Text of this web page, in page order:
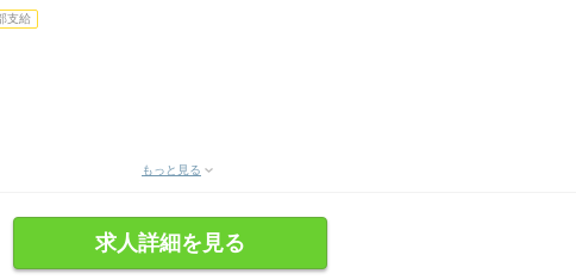
支給
もっと見る
求人詳細を見る